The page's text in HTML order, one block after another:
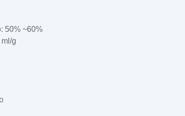
50% ~60%
g